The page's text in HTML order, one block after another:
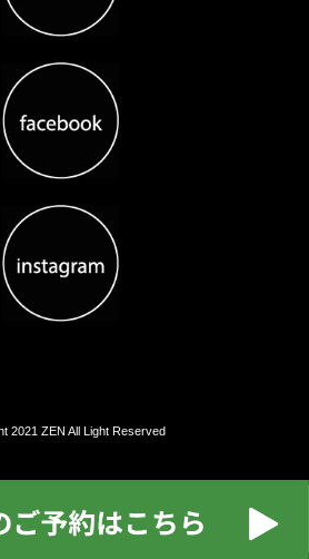
2021 ZEN All Light Reserved